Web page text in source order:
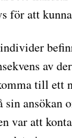
för att
av
till ett
sin ansökan
var att